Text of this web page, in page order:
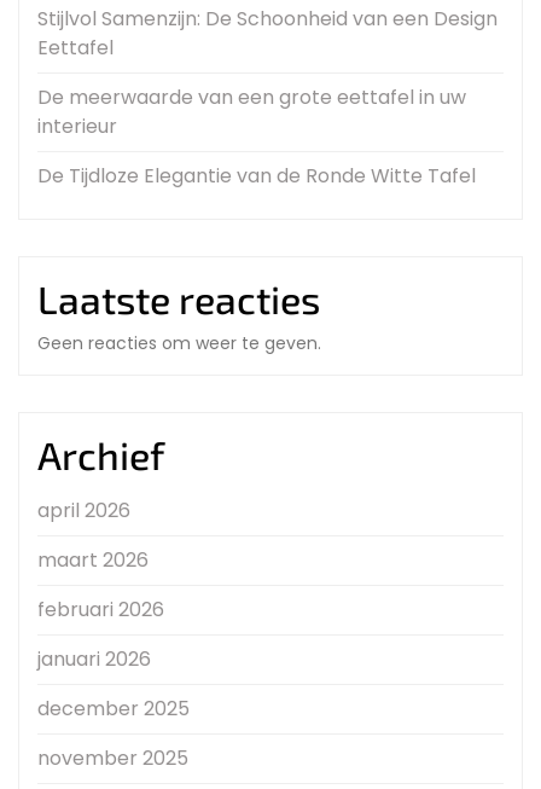
Stijlvol Samenzijn: De Schoonheid van een Design
Eettafel
De meerwaarde van een grote eettafel in uw
interieur
De Tijdloze Elegantie van de Ronde Witte Tafel
Laatste reacties
Geen reacties om weer te geven.
Archief
april 2026
maart 2026
februari 2026
januari 2026
december 2025
november 2025